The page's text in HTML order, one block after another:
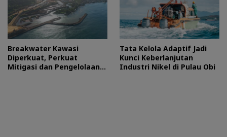
Breakwater Kawasi
Diperkuat, Perkuat
Mitigasi dan Pengelolaan
Tata Kelola Adaptif Jadi
Kunci Keberlanjutan
Industri Nikel di Pulau Obi